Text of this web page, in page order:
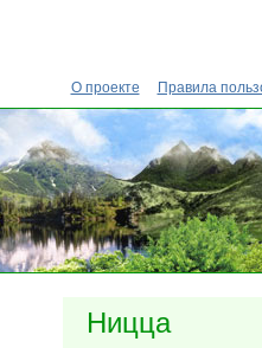
О проекте Правила
Ницца